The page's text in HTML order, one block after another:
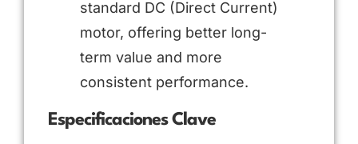
standard DC (Direct Current)
motor, offering better long-
term value and more
consistent performance.
Especificaciones Clave